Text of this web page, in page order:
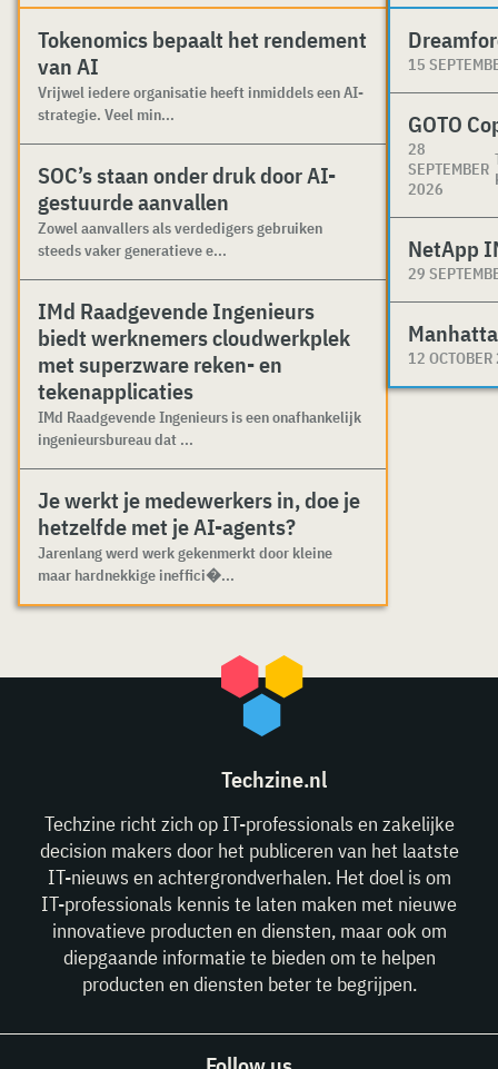
Tokenomics bepaalt het rendement
van AI
Vrijwel iedere organisatie heeft inmiddels een AI-
strategie. Veel min...
SOC’s staan onder druk door AI-
gestuurde aanvallen
Zowel aanvallers als verdedigers gebruiken
steeds vaker generatieve e...
IMd Raadgevende Ingenieurs
biedt werknemers cloudwerkplek
met superzware reken- en
tekenapplicaties
IMd Raadgevende Ingenieurs is een onafhankelijk
ingenieursbureau dat ...
Je werkt je medewerkers in, doe je
hetzelfde met je AI-agents?
Jarenlang werd werk gekenmerkt door kleine
maar hardnekkige ineffici�...
15
GOTO
28
SEPTEMBER
2026
NetApp
29
12
Techzine.nl
Techzine richt zich op IT-professionals en zakelijke
decision makers door het publiceren van het laatste
IT-nieuws en achtergrondverhalen. Het doel is om
IT-professionals kennis te laten maken met nieuwe
innovatieve producten en diensten, maar ook om
diepgaande informatie te bieden om te helpen
producten en diensten beter te begrijpen.